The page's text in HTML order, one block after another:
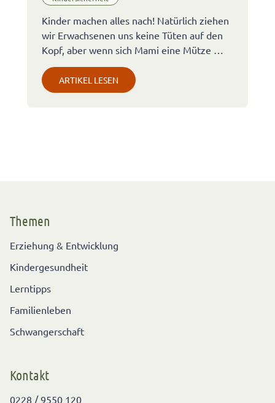
Kinder machen alles nach! Natürlich ziehen
wir Erwachsenen uns keine Tüten auf den
Kopf, aber wenn sich Mami eine Mütze …
ARTIKEL LESEN
Themen
Erziehung & Entwicklung
Kindergesundheit
Lerntipps
Familienleben
Schwangerschaft
Kontakt
0228 / 9550 120